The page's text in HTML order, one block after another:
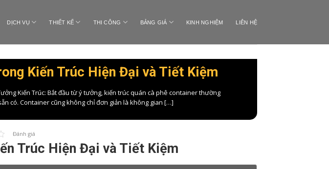
DỊCH VỤ THIẾT KẾ THI CÔNG BẢNG GIÁ KINH NGHIỆM LIÊN HỆ
Kiến Trúc Hiện Đại và Tiết Kiệm
Kiến Trúc: Bắt đầu từ ý tưởng, kiến trúc quán cà phê container thường
có. Container cũng không chỉ đơn giản là không gian […]
Đánh giá
Trúc Hiện Đại và Tiết Kiệm